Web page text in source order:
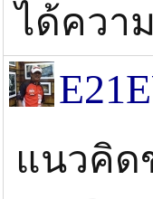
ได้ควา
แนวคิด